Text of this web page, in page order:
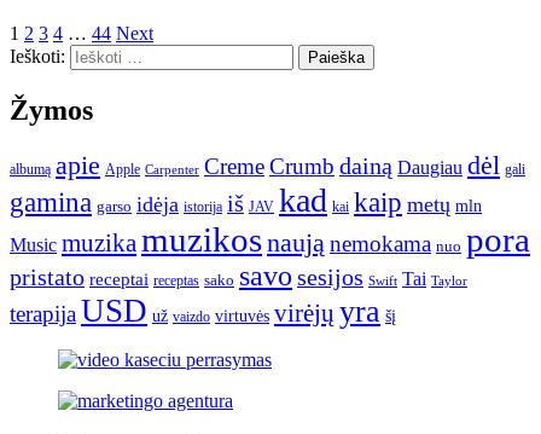
1 2 3 4 … 44 Next
Ieškoti:
Žymos
albumą apie Apple Carpenter CremeCrumb dainą Daugiau dėl gali
gamina garso idėja istorija iš JAV kad kai kaip metų mln
Music muzikamuzikosnaują nemokama nuo pora
pristato receptai receptas sako savo sesijos Swift Tai Taylor
terapijaUSD už vaizdo virtuvės virėjų yra šį